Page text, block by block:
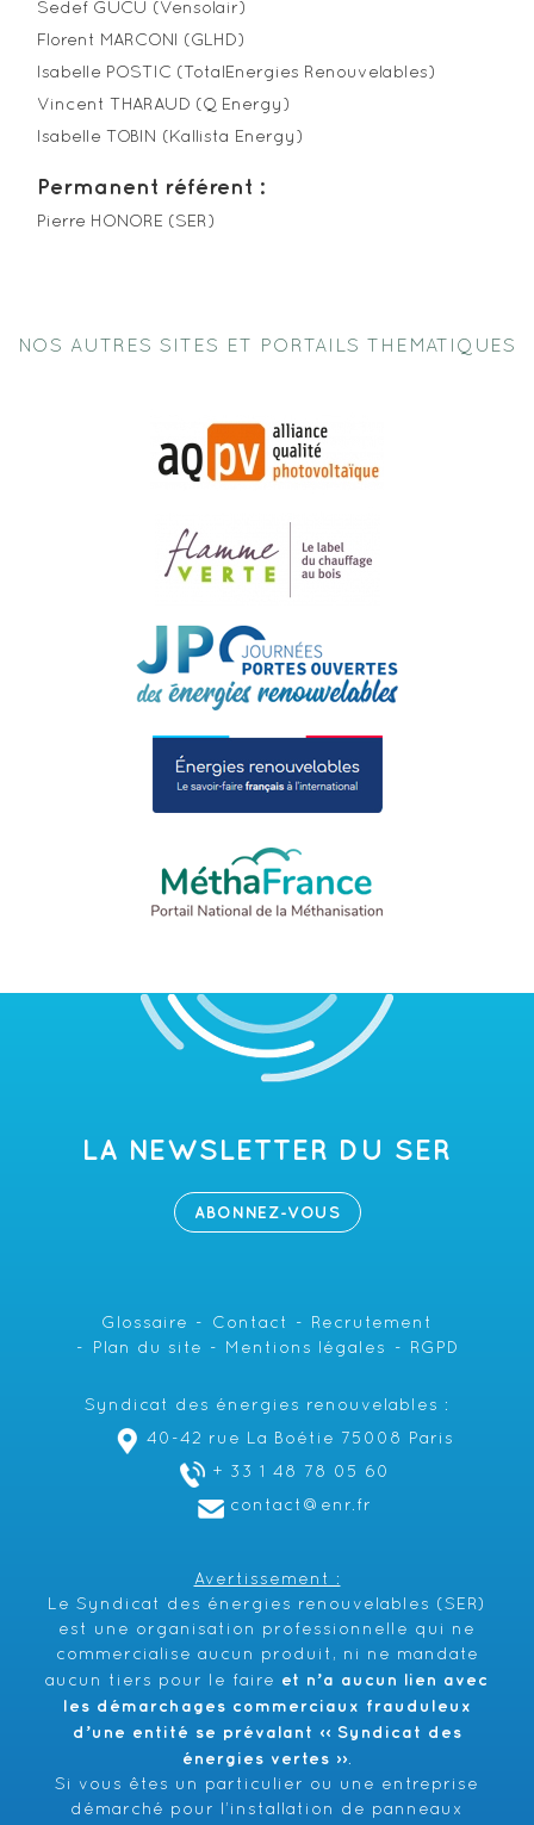
Sedef GÜCU (Vensolair)
Florent MARCONI (GLHD)
Isabelle POSTIC (TotalEnergies Renouvelables)
Vincent THARAUD (Q Energy)
Isabelle TOBIN (Kallista Energy)
Permanent référent :
Pierre HONORE (SER)
NOS AUTRES SITES ET PORTAILS THEMATIQUES
LA NEWSLETTER DU SER
ABONNEZ-VOUS
Glossaire Contact
Recrutement
Plan du site
Mentions légales RGPD
Syndicat des énergies renouvelables :
40-42 rue La Boétie 75008 Paris
+ 33 1 48 78 05 60
contact@enr.fr
Avertissement :
Le Syndicat des énergies renouvelables (SER)
est une organisation professionnelle qui ne
commercialise aucun produit, ni ne mandate
aucun tiers pour le faire et n’a aucun lien avec
les démarchages commerciaux frauduleux
d’une entité se prévalant ‹‹ Syndicat des
énergies vertes ››.
Si vous êtes un particulier ou une entreprise
démarché pour l’installation de panneaux